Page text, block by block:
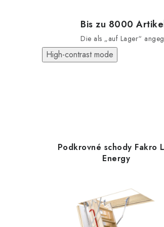
Bis zu 8000
Die als „auf Lager“
High-contrast mode
Podkrovné schody Fakro
Energy